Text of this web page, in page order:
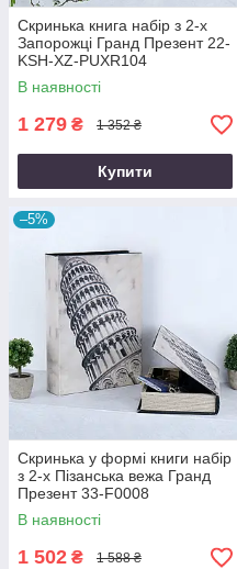
Скринька книга набір з 2-х
Запорожці Гранд Презент 22-
KSH-XZ-PUXR104
В наявності
1 279 ₴ 1 352 ₴
Купити
–5%
Скринька у формі книги набір
з 2-х Пізанська вежа Гранд
Презент 33-F0008
В наявності
1 502 ₴ 1 588 ₴